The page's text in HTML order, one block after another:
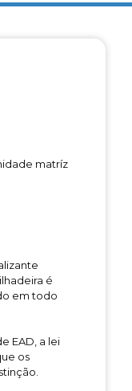
matríz
é
em todo
EAD, a lei
os